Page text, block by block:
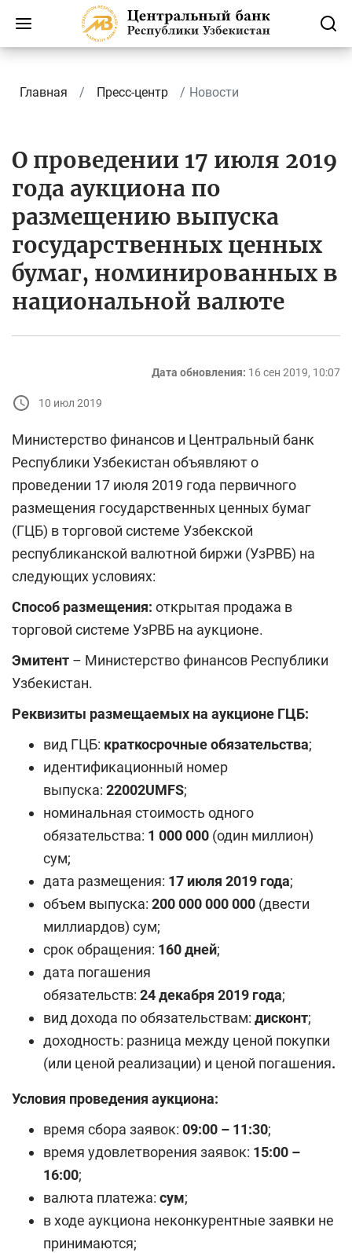
Главная Пресс-центр Новости
О проведении 17 июля 2019
года аукциона по
размещению выпуска
государственных ценных
бумаг, номинированных в
национальной валюте
Дата обновления: 16 сен 2019, 10:07
10 июл 2019
Министерство финансов и Центральный банк
Республики Узбекистан объявляют о
проведении 17 июля 2019 года первичного
размещения государственных ценных бумаг
(ГЦБ) в торговой системе Узбекской
республиканской валютной биржи (УзРВБ) на
следующих условиях:
Способ размещения: открытая продажа в
торговой системе УзРВБ на аукционе.
Эмитент – Министерство финансов Республики
Узбекистан.
Реквизиты размещаемых на аукционе ГЦБ:
вид ГЦБ: краткосрочныеобязательства;
идентификационный номер
выпуска: 22002UMFS;
номинальная стоимость одного
обязательства: 1 000 000 (один миллион)
сум;
дата размещения: 17 июля 2019 года;
объем выпуска: 200000 000 000 (двести
миллиардов) сум;
срок обращения: 160 дней;
дата погашения
обязательств: 24декабря 2019 года;
вид дохода по обязательствам: дисконт;
доходность: разница между ценой покупки
(или ценой реализации) и ценой погашения.
Условия проведения аукциона:
время сбора заявок: 09:00 – 11:30;
время удовлетворения заявок: 15:00 –
16:00;
валюта платежа: сум;
в ходе аукциона неконкурентные заявки не
принимаются;